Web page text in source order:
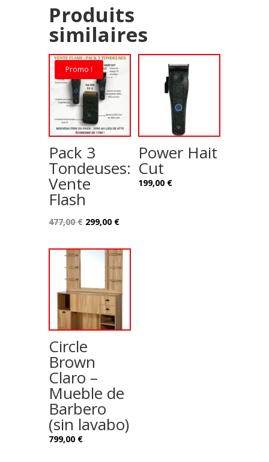
Produits
similaires
Promo !
Pack 3
Tondeuses:
Vente
Flash
477,00€ Le
initial
299,00 €Le
actuel
Power Hait
Cut
199,00 €
Circle
Brown
Claro –
Mueble de
Barbero
(sin lavabo)
799,00 €